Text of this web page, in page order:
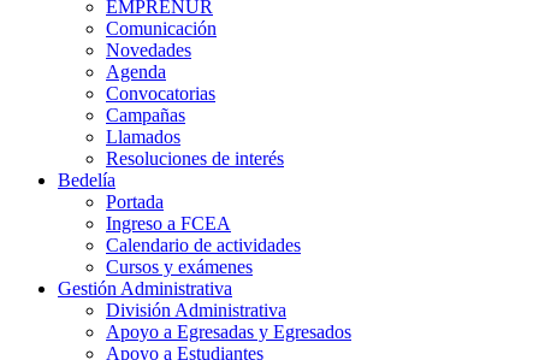
EMPRENUR
Comunicación
Novedades
Agenda
Convocatorias
Campañas
Llamados
Resoluciones de interés
Bedelía
Portada
Ingreso a FCEA
Calendario de actividades
Cursos y exámenes
Gestión Administrativa
División Administrativa
Apoyo a Egresadas y Egresados
Apoyo a Estudiantes